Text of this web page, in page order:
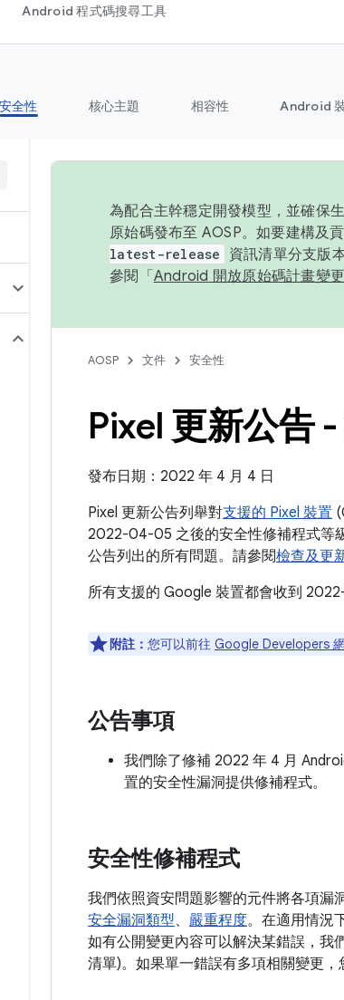
Android 程式碼搜尋工具
安全性 核心主題 相容性 Android
為配合主幹穩定開發模型，並確保
原始碼發布至 AOSP。如要建構及
latest-release
資訊清單分支版
參閱「 Android 開放原始碼計畫變更
AOSP 文件 安全性
Pixel 更新公告
發布日期：2022 年 4 月 4 日
Pixel 更新公告列舉對支援的 Pixel 裝置
2022-04-05 之後的安全性修補程式等
公告列出的所有問題。請參閱檢查及更
所有支援的 Google 裝置都會收到
附註： 您可以前往 Google Developers
公告事項
我們除了修補 2022 年 4 月
置的安全性漏洞提供修補程式。
安全性修補程式
我們依照資安問題影響的元件將各項漏
安全漏洞類型、 嚴重程度。在適用情況
如有公開變更內容可以解決某錯誤，我
清單)。如果單一錯誤有多項相關變更，